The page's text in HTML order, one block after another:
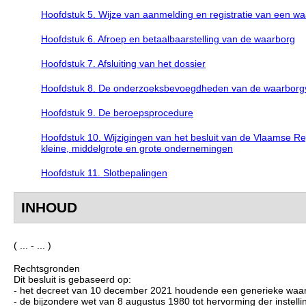
Hoofdstuk 5. Wijze van aanmelding en registratie van een
Hoofdstuk 6. Afroep en betaalbaarstelling van de waarborg
Hoofdstuk 7. Afsluiting van het dossier
Hoofdstuk 8. De onderzoeksbevoegdheden van de
Hoofdstuk 9. De beroepsprocedure
Hoofdstuk 10. Wijzigingen van het besluit van de Vlaamse
kleine, middelgrote en grote ondernemingen
Hoofdstuk 11. Slotbepalingen
INHOUD
( ... - ... )
Rechtsgronden
Dit besluit is gebaseerd op:
- het decreet van 10 december 2021 houdende een generieke
- de bijzondere wet van 8 augustus 1980 tot hervorming der